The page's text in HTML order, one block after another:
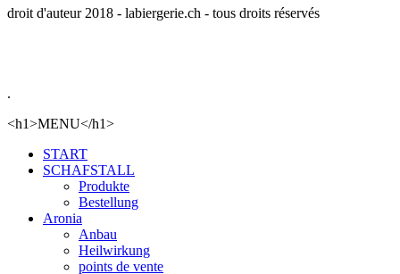
droit d'auteur 2018 - labiergerie.ch - tous droits réservés
.
<h1>MENU</h1>
START
SCHAFSTALL
Produkte
Bestellung
Aronia
Anbau
Heilwirkung
points de vente